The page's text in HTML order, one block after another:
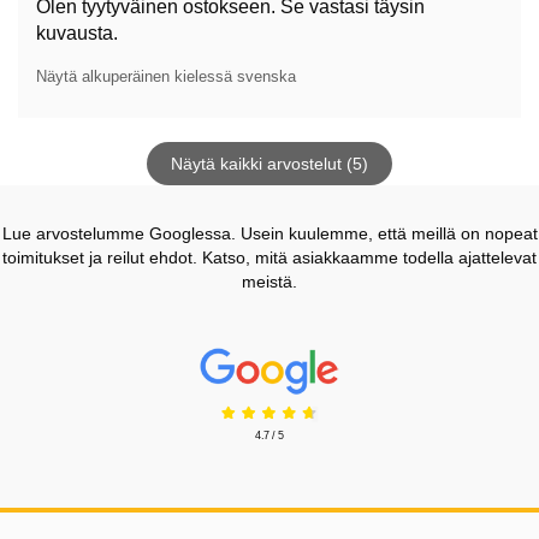
Olen tyytyväinen ostokseen. Se vastasi täysin
kuvausta.
Näytä alkuperäinen kielessä svenska
Näytä kaikki arvostelut (5)
Lue arvostelumme Googlessa. Usein kuulemme, että meillä on nopeat
toimitukset ja reilut ehdot. Katso, mitä asiakkaamme todella ajattelevat
meistä.
Prisjakt Arvostelu: 4.7 Tähdet
4.7 / 5